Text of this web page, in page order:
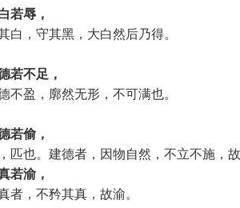
若辱，
白，守其黑，大白然后乃得。
若不足，
不盈，廓然无形，不可满也。
若偷，
匹也。建德者，因物自然，不立不施，故
若渝，
者，不矜其真，故渝。